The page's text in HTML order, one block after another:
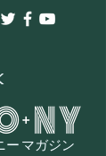
ー マガジン